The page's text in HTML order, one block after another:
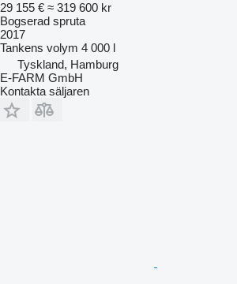
29 155 € ≈ 319 600 kr
Bogserad spruta
2017
Tankens volym 4 000 l
Tyskland, Hamburg
E-FARM GmbH
Kontakta säljaren